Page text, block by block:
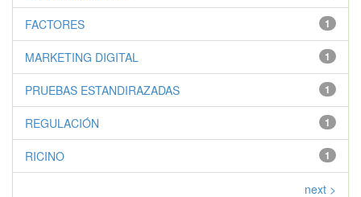
1
FACTORES
1
MARKETING DIGITAL
1
PRUEBAS ESTANDIRAZADAS
1
REGULACIÓN
1
RICINO
next >